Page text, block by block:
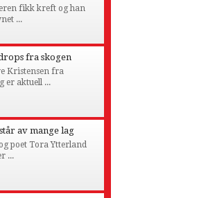
fikk kreft og han
...
fra skogen
Kristensen fra
er aktuell ...
av mange lag
poet Tora Ytterland
...